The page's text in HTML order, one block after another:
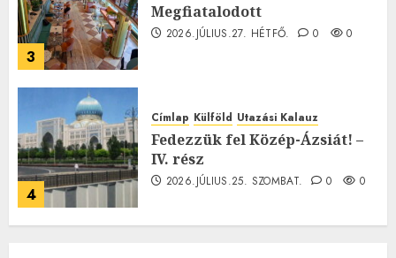
3
Megfiatalodott
2026.JÚLIUS.27. HÉTFŐ. 0 0
4
Címlap Külföld Utazási Kalauz
Fedezzük fel Közép-Ázsiát! –
IV. rész
2026.JÚLIUS.25. SZOMBAT. 0 0